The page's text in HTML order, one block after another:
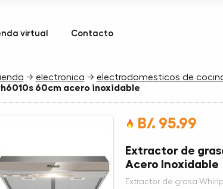
virtual Contacto
→ electronica → electrodomesticos de
60cm acero inoxidable
B/. 95.99
Extractor de
Acero Inoxidable
Extractor de grasa